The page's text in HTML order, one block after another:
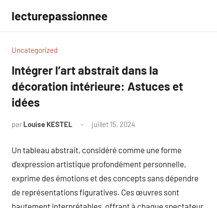
contenu
lecturepassionnee
Uncategorized
Intégrer l’art abstrait dans la
décoration intérieure: Astuces et
idées
par Louise KESTEL juillet 15, 2024
Un tableau abstrait, considéré comme une forme
d’expression artistique profondément personnelle,
exprime des émotions et des concepts sans dépendre
de représentations figuratives. Ces œuvres sont
hautement interprétables, offrant à chaque spectateur